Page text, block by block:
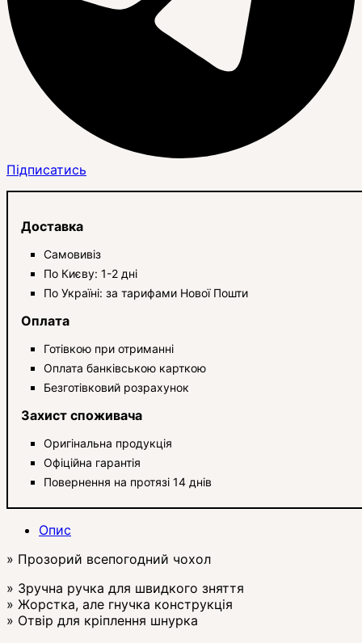
Підписатись
Доставка
Самовивіз
По Києву: 1-2 дні
По Україні: за тарифами Нової Пошти
Оплата
Готівкою при отриманні
Оплата банківською карткою
Безготівковий розрахунок
Захист споживача
Оригінальна продукція
Офіційна гарантія
Повернення на протязі 14 днів
Опис
» Прозорий всепогодний чохол
» Зручна ручка для швидкого зняття
» Жорстка, але гнучка конструкція
» Отвір для кріплення шнурка